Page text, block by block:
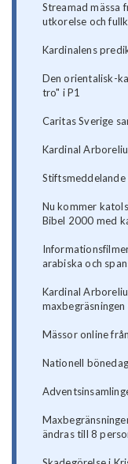
Streamad mässa
utkorelse och
Kardinalens
Den orientalisk-
tro" i P1
Caritas Sverige
Kardinal
Nu kommer
Bibel 2000 med
arabiska och
Kardinal
Mässor online
Nationell
ändras till 8